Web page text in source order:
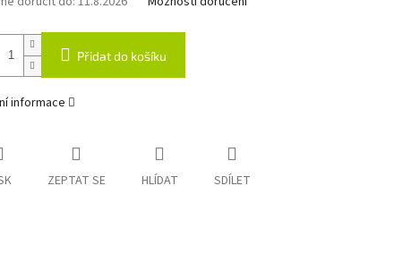
Přidat do košíku
informace
ZEPTAT SE HLÍDAT SDÍLET